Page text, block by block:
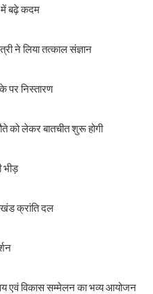
में बढ़े कदम
ने लिया तत्काल संज्ञान
पर निस्तारण
को लेकर बातचीत शुरू होगी
भीड़
क्रांति दल
एवं विकास सम्मेलन का भव्य आयोजन